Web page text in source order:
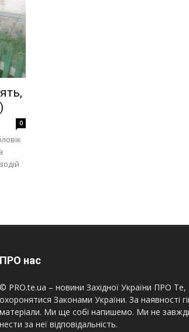
0
ПРО нас
© PRO.te.ua – новини Західної України ПРО
охоронятися Законами України. За наявності
матеріали. Ми ще собі напишемо. Ми не
нести за неї відповідальність.